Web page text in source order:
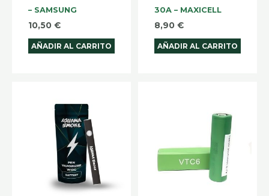
– SAMSUNG
10,50 €
AÑADIR AL CARRITO
30A – MAXICELL
8,90 €
AÑADIR AL CARRITO